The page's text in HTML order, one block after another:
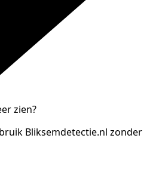
zien?
Bliksemdetectie.nl zonder